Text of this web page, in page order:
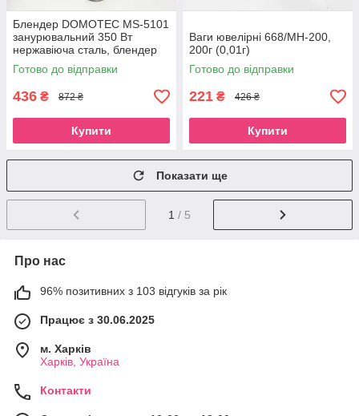
Блендер DOMOTEC MS-5101
занурювальний 350 Вт
нержавіюча сталь, блендер
для молочних коктейлів
блендер подрібнювач
Готово до відправки
436 ₴ 872 ₴
Купити
Ваги ювелірні 668/MH-200,
200г (0,01г)
Готово до відправки
221 ₴ 426 ₴
Купити
Показати ще
1 / 5
Про нас
96% позитивних з 103 відгуків за рік
Працює з 30.06.2025
м. Харків
Харків, Україна
Контакти